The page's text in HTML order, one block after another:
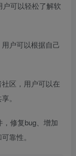
可以轻松了解软
户可以根据自己
区，用户可以在
。
修复bug、增加
靠性。